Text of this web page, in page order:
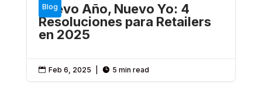
Blog
Nuevo Año, Nuevo Yo: 4
Resoluciones para Retailers
en 2025
 Feb 6, 2025  5 min read